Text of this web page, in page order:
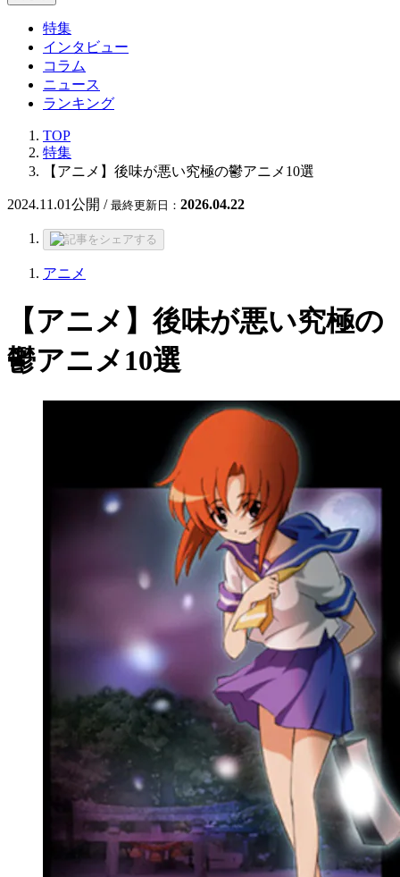
特集
インタビュー
コラム
ニュース
ランキング
TOP
特集
【アニメ】後味が悪い究極の鬱アニメ10選
2024.11.01公開 / 最終更新日： 2026.04.22
アニメ
【アニメ】後味が悪い究極の
鬱アニメ10選